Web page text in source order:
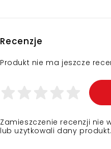
Recenzje
Produkt nie ma jeszcze
Zamieszczenie recenzji nie
lub użytkowali dany produkt.